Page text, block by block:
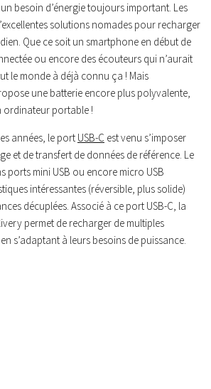
besoin d’énergie toujours important. Les
solutions nomades pour recharger
Que ce soit un smartphone en début de
ou encore des écouteurs qui n’aurait
le monde à déjà connu ça ! Mais
une batterie encore plus polyvalente,
ordinateur portable !
années, le port USB-C est venu s’imposer
et de transfert de données de référence. Le
ports mini USB ou encore micro USB
intéressantes (réversible, plus solide)
décuplées. Associé à ce port USB-C, la
permet de recharger de multiples
s’adaptant à leurs besoins de puissance.